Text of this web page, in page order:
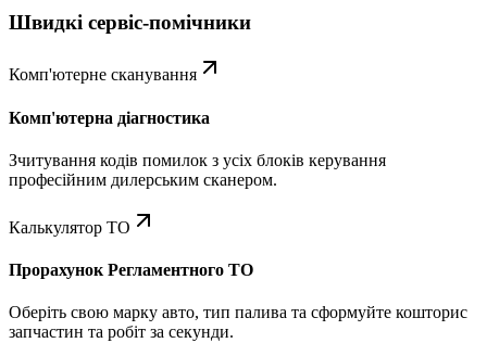
Швидкі сервіс-помічники
Комп'ютерне сканування
Комп'ютерна діагностика
Зчитування кодів помилок з усіх блоків керування
професійним дилерським сканером.
Калькулятор ТО
Прорахунок Регламентного ТО
Оберіть свою марку авто, тип палива та сформуйте кошторис
запчастин та робіт за секунди.